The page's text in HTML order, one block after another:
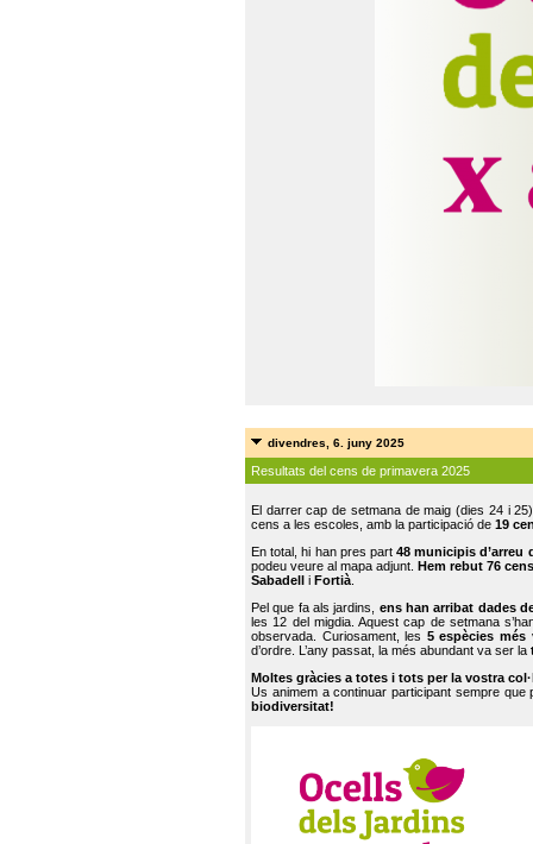
divendres, 6. juny 2025
Resultats del cens de primavera 2025
El darrer cap de setmana de maig (dies 24 i
cens a les escoles, amb la participació de 19
En total, hi han pres part48 municipis d’arreu
podeu veure al mapa adjunt. Hem rebut 76
Sabadell
i Fortià.
Pel que fa als jardins, ens han arribat dades
les 12 del migdia. Aquest cap de setmana
observada. Curiosament, les 5 espècies més
d’ordre. L’any passat, la més abundant va ser la
Moltes gràcies a totes i tots per la vostra
Us animem a continuar participant sempre que
biodiversitat!